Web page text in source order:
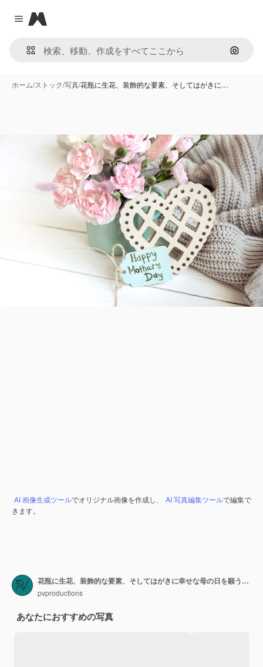
Close menu
Magnific
画像で
ホーム/ストック/写真/花瓶に生花、装飾的な要素、そしてはがきに…
AI 画像生成ツールでオリジナル画像を作成し、 AI 写真編集ツールで編集で
きます。
花瓶に生花、装飾的な要素、そしてはがきに幸せな母の日を願うお祭りの構成。
pvproductions
あなたにおすすめの写真